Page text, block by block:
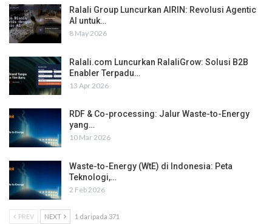
Ralali Group Luncurkan AIRIN: Revolusi Agentic
AI untuk…
8 May 2026
Ralali.com Luncurkan RalaliGrow: Solusi B2B
Enabler Terpadu…
13 Apr 2026
RDF & Co-processing: Jalur Waste-to-Energy
yang…
10 Mar 2026
Waste-to-Energy (WtE) di Indonesia: Peta
Teknologi,…
2 Feb 2026
PREV NEXT 1 daripada 371